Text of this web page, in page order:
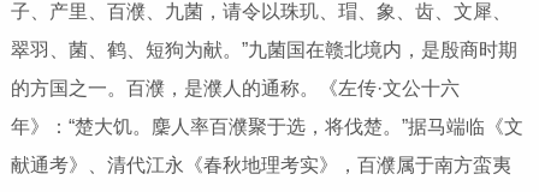
子、产里、百濮、九菌，请令以珠玑、瑁、象、齿、文犀、
翠羽、菌、鹤、短狗为献。”九菌国在赣北境内，是殷商时期
的方国之一。百濮，是濮人的通称。《左传·文公十六
年》：“楚大饥。麇人率百濮聚于选，将伐楚。”据马端临《文
献通考》、清代江永《春秋地理考实》，百濮属于南方蛮夷